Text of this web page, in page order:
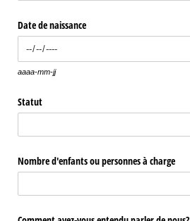
Date de naissance
aaaa-mm-jj
Statut
Nombre d'enfants ou personnes à charge